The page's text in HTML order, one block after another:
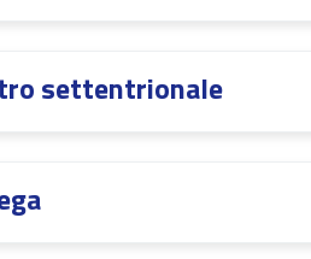
settentrionale